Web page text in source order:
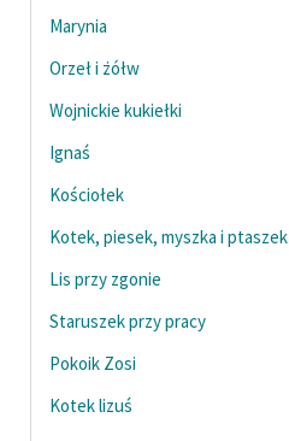
Marynia
Orzeł i żółw
Wojnickie kukiełki
Ignaś
Kościołek
Kotek, piesek, myszka i ptaszek
Lis przy zgonie
Staruszek przy pracy
Pokoik Zosi
Kotek lizuś